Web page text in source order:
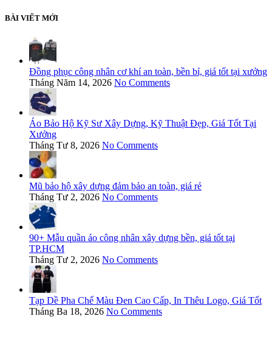
BÀI VIẾT MỚI
Đồng phục công nhân cơ khí an toàn, bền bỉ, giá tốt tại xưởng
Tháng Năm 14, 2026 No Comments
Áo Bảo Hộ Kỹ Sư Xây Dựng, Kỹ Thuật Đẹp, Giá Tốt Tại
Xưởng
Tháng Tư 8, 2026 No Comments
Mũ bảo hộ xây dựng đảm bảo an toàn, giá rẻ
Tháng Tư 2, 2026 No Comments
90+ Mẫu quần áo công nhân xây dựng bền, giá tốt tại
TP.HCM
Tháng Tư 2, 2026 No Comments
Tạp Dề Pha Chế Màu Đen Cao Cấp, In Thêu Logo, Giá Tốt
Tháng Ba 18, 2026 No Comments